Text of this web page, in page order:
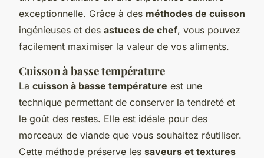
exceptionnelle. Grâce à des méthodes de cuisson
ingénieuses et des astuces de chef, vous pouvez
facilement maximiser la valeur de vos aliments.
Cuisson à basse température
La cuisson à basse température est une
technique permettant de conserver la tendreté et
le goût des restes. Elle est idéale pour des
morceaux de viande que vous souhaitez réutiliser.
Cette méthode préserve les saveurs et textures